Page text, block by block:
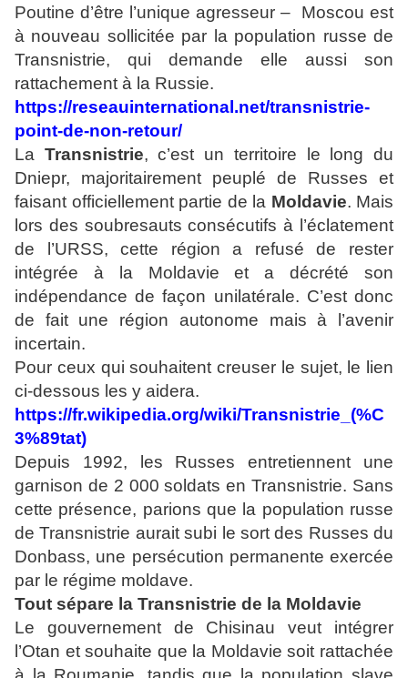
Poutine d’être l’unique agresseur – Moscou est
à nouveau sollicitée par la population russe de
Transnistrie, qui demande elle aussi son
rattachement à la Russie.
https://reseauinternational.net/transnistrie-
point-de-non-retour/
La Transnistrie, c’est un territoire le long du
Dniepr, majoritairement peuplé de Russes et
faisant officiellement partie de la Moldavie. Mais
lors des soubresauts consécutifs à l’éclatement
de l’URSS, cette région a refusé de rester
intégrée à la Moldavie et a décrété son
indépendance de façon unilatérale. C’est donc
de fait une région autonome mais à l’avenir
incertain.
Pour ceux qui souhaitent creuser le sujet, le lien
ci-dessous les y aidera.
https://fr.wikipedia.org/wiki/Transnistrie_(%C
3%89tat)
Depuis 1992, les Russes entretiennent une
garnison de 2 000 soldats en Transnistrie. Sans
cette présence, parions que la population russe
de Transnistrie aurait subi le sort des Russes du
Donbass, une persécution permanente exercée
par le régime moldave.
Tout sépare la Transnistrie de la Moldavie
Le gouvernement de Chisinau veut intégrer
l’Otan et souhaite que la Moldavie soit rattachée